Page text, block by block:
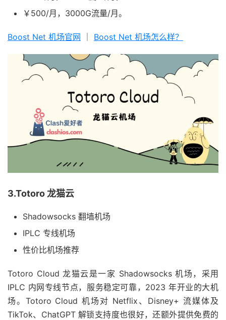
￥500/月，3000G流量/月。
Boost Net 机场官网 Boost Net 机场怎么样？
3.Totoro 龙猫云
Shadowsocks 翻墙机场
IPLC 专线机场
性价比机场推荐
Totoro Cloud 龙猫云是一家 Shadowsocks 机场，采用
IPLC 内网专线节点，服务稳定可靠，2023 年开业的大机
场。Totoro Cloud 机场对 Netflix、Disney+ 流媒体及
TikTok、ChatGPT 解锁支持度也很好，还额外提供免费的